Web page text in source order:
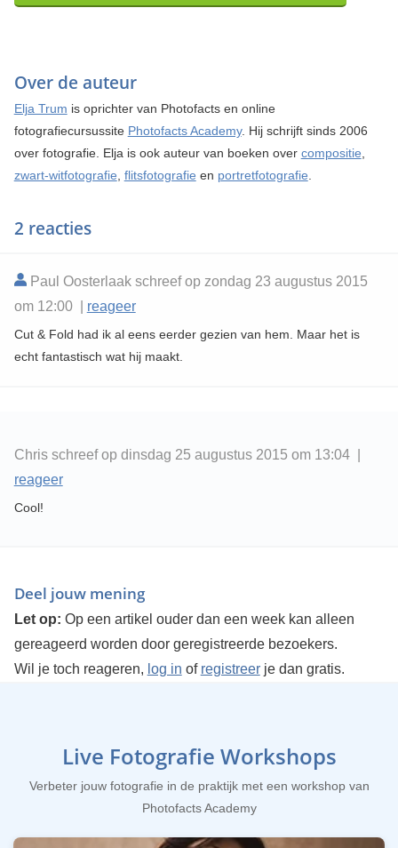
Over de auteur
Elja Trum is oprichter van Photofacts en online
fotografiecursussite Photofacts Academy. Hij schrijft sinds 2006
over fotografie. Elja is ook auteur van boeken over compositie
zwart-witfotografie flitsfotografie en portretfotografie
2 reacties
Paul Oosterlaak schreef op zondag 23 augustus 2015
om 12:00 | reageer
Cut & Fold had ik al eens eerder gezien van hem. Maar het is
echt fantastisch wat hij maakt.
Chris schreef op dinsdag 25 augustus 2015 om 13:04 |
reageer
Cool!
Deel jouw mening
Let op: Op een artikel ouder dan een week kan alleen
gereageerd worden door geregistreerde bezoekers.
Wil je toch reageren, log in of registreerje dan gratis.
Live Fotografie Workshops
Verbeter jouw fotografie in de praktijk met een workshop van
Photofacts Academy